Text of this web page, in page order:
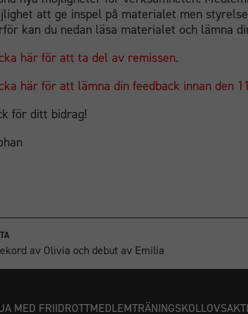
att ge inspel på materialet men
kan du nedan läsa materialet och lämna
här för att ta del av remissen.
här för att lämna din feedback innan den
för ditt bidrag!
av Olivia och debut av Emilia
MED FRIIDROTTMEDLEMTRÄNING